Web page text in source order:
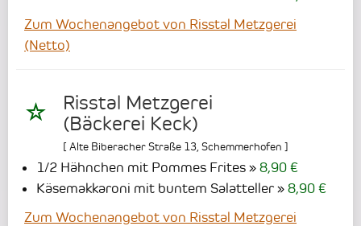
Zum Wochenangebot von Risstal Metzgerei
(Netto)
Risstal Metzgerei
(Bäckerei Keck)
[ Alte Biberacher Straße 13 Schemmerhofen ]
1/2 Hähnchen mit Pommes Frites
8,90 €
Käsemakkaroni mit buntem Salatteller
8,90 €
Zum Wochenangebot von Risstal Metzgerei